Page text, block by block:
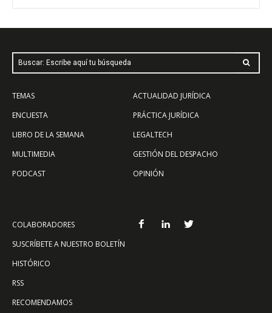
Buscar: Escribe aquí tu búsqueda
TEMAS
ENCUESTA
LIBRO DE LA SEMANA
MULTIMEDIA
PODCAST
ACTUALIDAD JURÍDICA
PRÁCTICA JURÍDICA
LEGALTECH
GESTIÓN DEL DESPACHO
OPINIÓN
COLABORADORES
SUSCRÍBETE A NUESTRO BOLETÍN
HISTÓRICO
RSS
RECOMENDAMOS